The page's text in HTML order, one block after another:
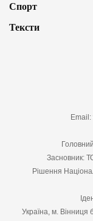
Спорт
Тексти
Засновник:
Рішення
Україна, м.